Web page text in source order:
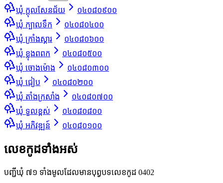
ឃុំ ក្តុលសែនជ័យ
០៤០៨០៩០០
ឃុំ ក្បាលទឹក
០៤០៨០៤០០
ឃុំ ក្រាំងស្គារ
០៤០៨០៦០០
ឃុំ ខ្លុងពពក
០៤០៨០៥០០
ឃុំ ចោងម៉ោង
០៤០៨០៣០០
ឃុំ ជៀប
០៤០៨០២០០
ឃុំ តាំងក្រសាំង
០៤០៨០៧០០
ឃុំ ទួលខ្ពស់
០៤០៨០៨០០
ឃុំ អភិវឌ្ឍន៍
០៤០៨០១០០
លេខកូដទាំងអស់
បញ្ជីឃុំ ៧១ ទាំងមូលដែលមានបុព្វបទលេខកូដ 0402